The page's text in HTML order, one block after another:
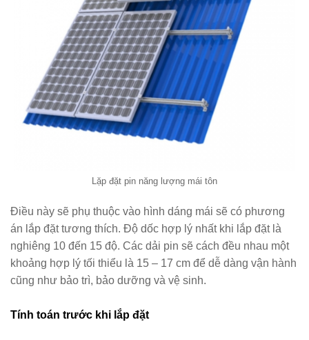
Lặp đặt pin năng lượng mái tôn
Điều này sẽ phụ thuộc vào hình dáng mái sẽ có phương
án lắp đặt tương thích. Độ dốc hợp lý nhất khi lắp đặt là
nghiêng 10 đến 15 độ. Các dải pin sẽ cách đều nhau một
khoảng hợp lý tối thiểu là 15 – 17 cm để dễ dàng vận hành
cũng như bảo trì, bảo dưỡng và vệ sinh.
Tính toán trước khi lắp đặt